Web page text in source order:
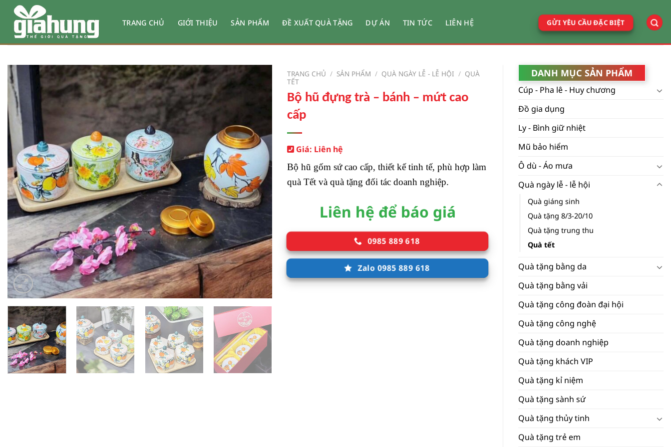
dung
TRANG CHỦ GIỚI THIỆU SẢN PHẨM ĐỀ XUẤT QUÀ TẶNG DỰ ÁN TIN TỨC LIÊN HỆ GỬI YÊU CẦU ĐẶC BIỆT
TRANG CHỦ / SẢN PHẨM / QUÀ NGÀY LỄ - LỄ HỘI / QUÀ
TẾT
Bộ hũ đựng trà – bánh – mứt cao
cấp
Giá: Liên hệ
Bộ hũ gốm sứ cao cấp, thiết kế tinh tế, phù hợp làm
quà Tết và quà tặng đối tác doanh nghiệp.
Liên hệ để báo giá
0985 889 618
Zalo 0985 889 618
DANH MỤC SẢN PHẨM
Cúp - Pha lê - Huy chương
Đồ gia dụng
Ly - Bình giữ nhiệt
Mũ bảo hiểm
Ô dù - Áo mưa
Quà ngày lễ - lễ hội
Quà giáng sinh
Quà tặng 8/3-20/10
Quà tặng trung thu
Quà tết
Quà tặng bằng da
Quà tặng bằng vải
Quà tặng công đoàn đại hội
Quà tặng công nghệ
Quà tặng doanh nghiệp
Quà tặng khách VIP
Quà tặng kỉ niệm
Quà tặng sành sứ
Quà tặng thủy tinh
Quà tặng trẻ em